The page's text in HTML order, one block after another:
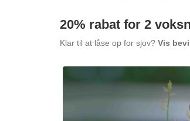
20% rabat for 2
Klar til at låse op for sjov? Vis